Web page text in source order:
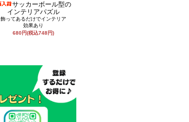
サッカーボール型の
インテリアパズル
飾ってあるだけでインテリア
効果あり
680円(税込748円)